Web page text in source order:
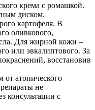
крема с ромашкой.
диском.
картофеля. В
оливкового,
Для жирной кожи –
или эвкалиптового. За
восстановив
от атопического
не
консультации с